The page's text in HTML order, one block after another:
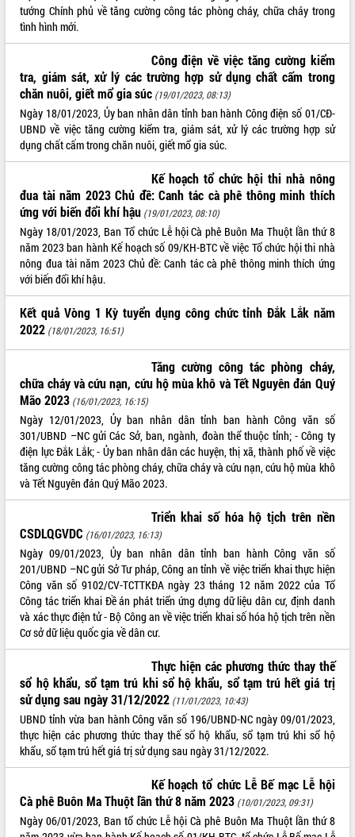
tướng Chính phủ về tăng cường công tác phòng cháy, chữa cháy trong
tình hình mới.
Công điện về việc tăng cường kiểm
tra, giám sát, xử lý các trường hợp sử dụng chất cấm trong
chăn nuôi, giết mổ gia súc (19/01/2023, 08:13)
Ngày 18/01/2023, Ủy ban nhân dân tỉnh ban hành Công điện số 01/CĐ-
UBND về việc tăng cường kiểm tra, giám sát, xử lý các trường hợp sử
dụng chất cấm trong chăn nuôi, giết mổ gia súc.
Kế hoạch tổ chức hội thi nhà nông
đua tài năm 2023 Chủ đề: Canh tác cà phê thông minh thích
ứng với biến đổi khí hậu (19/01/2023, 08:10)
Ngày 18/01/2023, Ban Tổ chức Lễ hội Cà phê Buôn Ma Thuột lần thứ 8
năm 2023 ban hành Kế hoạch số 09/KH-BTC về việc Tổ chức hội thi nhà
nông đua tài năm 2023 Chủ đề: Canh tác cà phê thông minh thích ứng
với biến đổi khí hậu.
Kết quả Vòng 1 Kỳ tuyển dụng công chức tỉnh Đắk Lắk năm
2022 (18/01/2023, 16:51)
Tăng cường công tác phòng cháy,
chữa cháy và cứu nạn, cứu hộ mùa khô và Tết Nguyên đán Quý
Mão 2023 (16/01/2023, 16:15)
Ngày 12/01/2023, Ủy ban nhân dân tỉnh ban hành Công văn số
301/UBND –NC gửi Các Sở, ban, ngành, đoàn thể thuộc tỉnh; - Công ty
điện lực Đắk Lắk; - Ủy ban nhân dân các huyện, thị xã, thành phố về việc
tăng cường công tác phòng cháy, chữa cháy và cứu nạn, cứu hộ mùa khô
và Tết Nguyên đán Quý Mão 2023.
Triển khai số hóa hộ tịch trên nền
CSDLQGVDC (16/01/2023, 16:13)
Ngày 09/01/2023, Ủy ban nhân dân tỉnh ban hành Công văn số
201/UBND –NC gửi Sở Tư pháp, Công an tỉnh về việc triển khai thực hiện
Công văn số 9102/CV-TCTTKĐA ngày 23 tháng 12 năm 2022 của Tổ
Công tác triển khai Đề án phát triển ứng dựng dữ liệu dân cư, định danh
và xác thực điện tử - Bộ Công an về việc triển khai số hóa hộ tịch trên nền
Cơ sở dữ liệu quốc gia về dân cư.
Thực hiện các phương thức thay thế
sổ hộ khẩu, sổ tạm trú khi sổ hộ khẩu, sổ tạm trú hết giá trị
sử dụng sau ngày 31/12/2022 (11/01/2023, 10:43)
UBND tỉnh vừa ban hành Công văn số 196/UBND-NC ngày 09/01/2023,
thực hiện các phương thức thay thế sổ hộ khẩu, sổ tạm trú khi sổ hộ
khẩu, sổ tạm trú hết giá trị sử dụng sau ngày 31/12/2022.
Kế hoạch tổ chức Lễ Bế mạc Lễ hội
Cà phê Buôn Ma Thuột lần thứ 8 năm 2023 (10/01/2023, 09:31)
Ngày 06/01/2023, Ban tổ chức Lễ hội Cà phê Buôn Ma Thuột lần thứ 8